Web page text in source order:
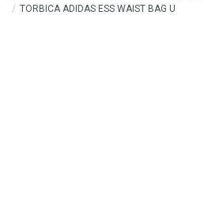
TORBICA ADIDAS ESS WAIST BAG U